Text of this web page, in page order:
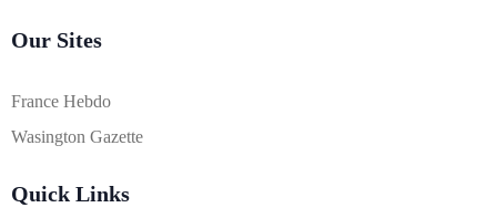
Our Sites
France Hebdo
Wasington Gazette
Quick Links